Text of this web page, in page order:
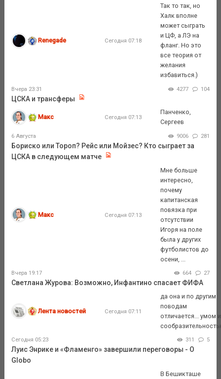
Renegade Сегодня 07:18
Так то так, но
Халк вполне
может сыграть
и ЦФ, а ЛЭ на
фланг. Но это
все теория от
желания
избавиться.)
Вчера 23:31 4277 104
ЦСКА и трансферы
Макс Сегодня 07:13
Панченко,
Сергеев
6 Августа 9006 281
Бориско или Тороп? Рейс или Мойзес? Кто сыграет за
ЦСКА в следующем матче
Макс Сегодня 07:13
Мне больше
интересно,
почему
капитанская
повязка при
отсутствии
Игоря на поле
была у других
футболистов до
осени, ...
Вчера 19:17 664 27
Светлана Журова: Возможно, Инфантино спасает ФИФА
Лента новостей Сегодня 07:11
да она и по другим
поводам
отличается... умом и
Сегодня 05:23 311 5
Луис Энрике и «Фламенго» завершили переговоры - O
Globo
В Бешикташе